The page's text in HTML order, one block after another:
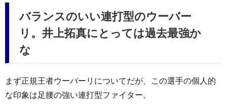
バランスのいい連打型のウーバー
リ。井上拓真にとっては過去最強か
な
まず正規王者ウーバーリについてだが、この選手の個人的
な印象は足腰の強い連打型ファイター。